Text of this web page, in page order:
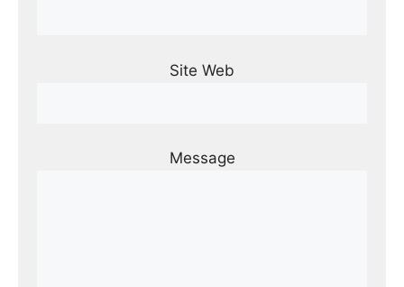
Site Web
Message